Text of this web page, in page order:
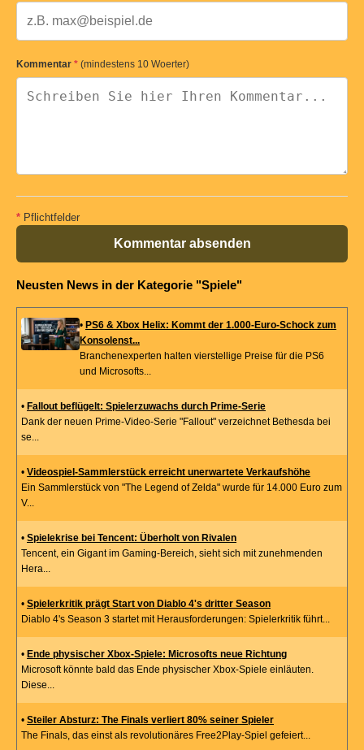
Kommentar * (mindestens 10 Woerter)
* Pflichtfelder
Kommentar absenden
Neusten News in der Kategorie "Spiele"
• PS6 & Xbox Helix: Kommt der 1.000-Euro-Schock zum
Konsolenst...
Branchenexperten halten vierstellige Preise für die PS6
und Microsofts...
• Fallout beflügelt: Spielerzuwachs durch Prime-Serie
Dank der neuen Prime-Video-Serie "Fallout" verzeichnet Bethesda bei
se...
• Videospiel-Sammlerstück erreicht unerwartete Verkaufshöhe
Ein Sammlerstück von "The Legend of Zelda" wurde für 14.000 Euro zum
V...
• Spielekrise bei Tencent: Überholt von Rivalen
Tencent, ein Gigant im Gaming-Bereich, sieht sich mit zunehmenden
Hera...
• Spielerkritik prägt Start von Diablo 4's dritter Season
Diablo 4's Season 3 startet mit Herausforderungen: Spielerkritik führt...
• Ende physischer Xbox-Spiele: Microsofts neue Richtung
Microsoft könnte bald das Ende physischer Xbox-Spiele einläuten.
Diese...
• Steiler Absturz: The Finals verliert 80% seiner Spieler
The Finals, das einst als revolutionäres Free2Play-Spiel gefeiert...